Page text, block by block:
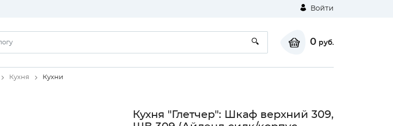
Войти
0 руб.
Кухня Кухни
Кухня "Глетчер": Шкаф верхний 309,